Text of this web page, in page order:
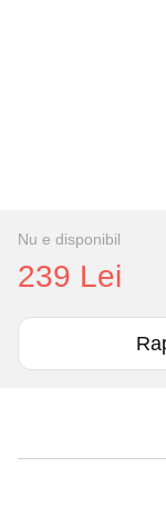
Nu e disponibil
239 Lei